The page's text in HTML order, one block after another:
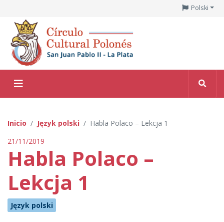
Polski
Inicio Język polski
Habla Polaco – Lekcja 1
21/11/2019
Habla Polaco –
Lekcja 1
Język polski